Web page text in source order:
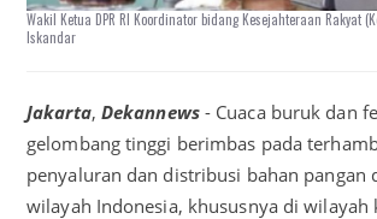
Wakil Ketua DPR RI Koordinator bidang Kesejahteraan Rakyat
Iskandar
Jakarta, Dekannews- Cuaca buruk dan
gelombang tinggi berimbas pada
penyaluran dan distribusi bahan pangan
wilayah Indonesia, khususnya di wilayah